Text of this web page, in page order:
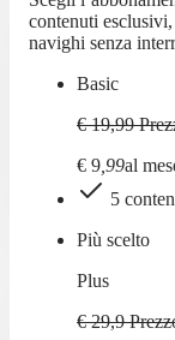
contenuti esclusivi,
navighi senza
Basic
€ 19,99
€ 9 99al
5
Più scelto
Plus
€ 29,9